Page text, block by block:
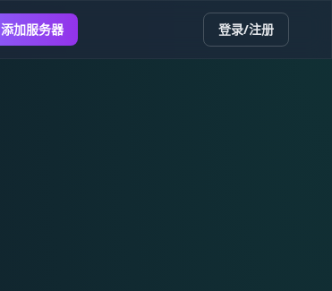
添加服务器 登录/注册